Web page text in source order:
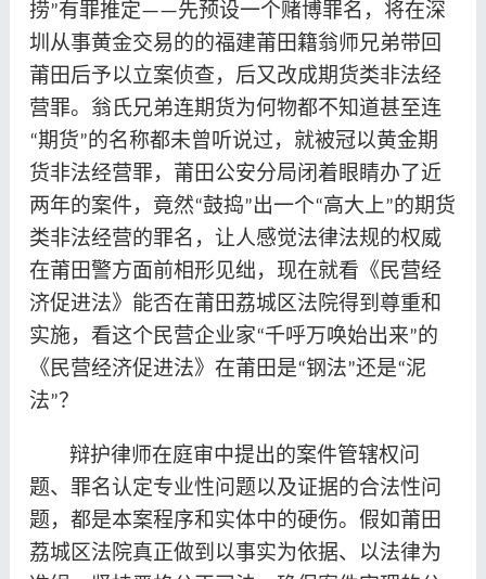
捞”有罪推定——先预设一个赌博罪名，将在深
圳从事黄金交易的的福建莆田籍翁师兄弟带回
莆田后予以立案侦查，后又改成期货类非法经
营罪。翁氏兄弟连期货为何物都不知道甚至连
“期货”的名称都未曾听说过，就被冠以黄金期
货非法经营罪，莆田公安分局闭着眼睛办了近
两年的案件，竟然“鼓捣”出一个“高大上”的期货
类非法经营的罪名，让人感觉法律法规的权威
在莆田警方面前相形见绌，现在就看《民营经
济促进法》能否在莆田荔城区法院得到尊重和
实施，看这个民营企业家“千呼万唤始出来”的
《民营经济促进法》在莆田是“钢法”还是“泥
法”？
辩护律师在庭审中提出的案件管辖权问
题、罪名认定专业性问题以及证据的合法性问
题，都是本案程序和实体中的硬伤。假如莆田
荔城区法院真正做到以事实为依据、以法律为